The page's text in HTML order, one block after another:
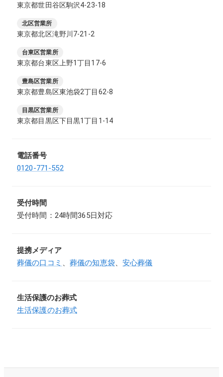
東京都世田谷区駒沢4-23-18
北区営業所
東京都北区滝野川7-21-2
台東区営業所
東京都台東区上野1丁目17-6
豊島区営業所
東京都豊島区東池袋2丁目62-8
目黒区営業所
東京都目黒区下目黒1丁目1-14
電話番号
0120-771-552
受付時間
受付時間：24時間365日対応
提携メディア
葬儀の口コミ 、葬儀の知恵袋、安心葬儀
生活保護のお葬式
生活保護のお葬式